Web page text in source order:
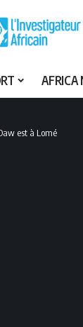
AFRICA
est à Lomé